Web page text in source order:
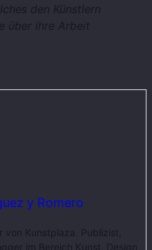
den Künstlern
über ihre Arbeit
y Romero
von Kunstplaza. Publizist,
im Bereich Kunst, Design